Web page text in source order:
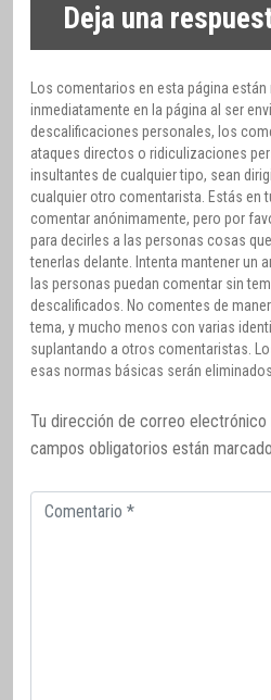
Deja una
Los comentarios en esta página
inmediatamente en la página al ser
descalificaciones personales, los
ataques directos o ridiculizaciones
insultantes de cualquier tipo, sean
cualquier otro comentarista. Estás en
comentar anónimamente, pero por
para decirles a las personas cosas
tenerlas delante. Intenta mantener un
las personas puedan comentar sin
descalificados. No comentes de
tema, y mucho menos con varias
suplantando a otros comentaristas.
esas normas básicas serán eliminados.
Tu dirección de correo electrónico
campos obligatorios están
Comentario